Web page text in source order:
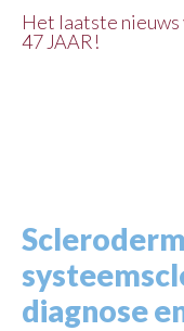
Het laatste nieuws
47 JAAR!
diagnose